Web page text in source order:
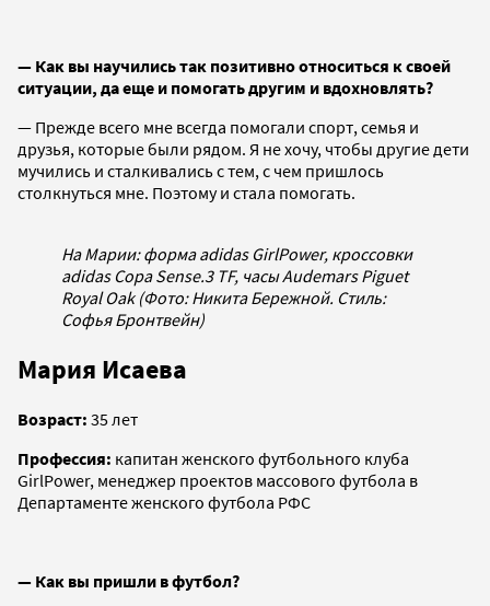
— Как вы научились так позитивно относиться к своей
ситуации, да еще и помогать другим и вдохновлять?
— Прежде всего мне всегда помогали спорт, семья и
друзья, которые были рядом. Я не хочу, чтобы другие дети
мучились и сталкивались с тем, с чем пришлось
столкнуться мне. Поэтому и стала помогать.
На Марии: форма adidas GirlPower, кроссовки
adidas Copa Sense.3 TF, часы Audemars Piguet
Royal Oak (Фото: Никита Бережной. Стиль:
Софья Бронтвейн)
Мария Исаева
Возраст: 35 лет
Профессия: капитан женского футбольного клуба
GirlPower, менеджер проектов массового футбола в
Департаменте женского футбола РФС
— Как вы пришли в футбол?